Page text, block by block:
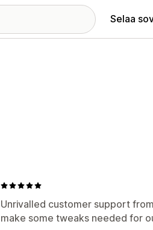
Selaa
Unrivalled customer support
make some tweaks needed for